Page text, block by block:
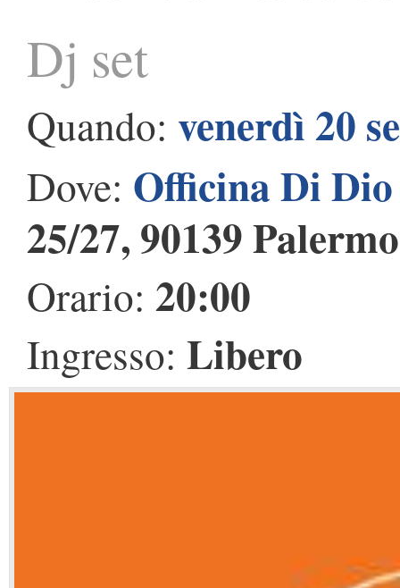
Dj set
Quando: venerdì 20
Dove: Officina Di Dio
25/27, 90139 Palermo
Orario: 20:00
Ingresso: Libero